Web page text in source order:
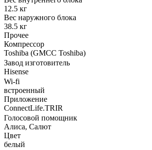
12.5 кг
Вес наружного блока
38.5 кг
Прочее
Компрессор
Toshiba (GMCC Toshiba)
Завод изготовитель
Hisense
Wi-fi
встроенный
Приложение
ConnectLife.TRIR
Голосовой помощник
Алиса, Салют
Цвет
белый